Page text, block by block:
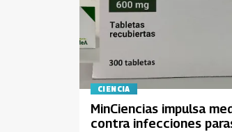
CIENCIA
MinCiencias impulsa
contra infecciones